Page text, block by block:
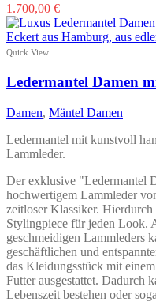
1.700,00 €Dieses
Produkt
weist
auf.
Die
Optionen
können
auf
der
gewählt
werden
Quick View
Ledermantel Damen
Damen, Mäntel Damen
Ledermantel mit kunstvoll
Lammleder.
Der exklusive "Ledermantel
hochwertigem Lammleder
zeitloser Klassiker.
Stylingpiece für jeden Look.
geschmeidigen Lammleders
geschäftlichen und
das Kleidungsstück mit
Futter ausgestattet. Dadurch
Lebenszeit bestehen oder